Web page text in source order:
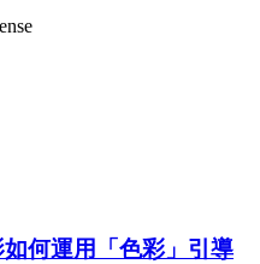
何運用「色彩」引導